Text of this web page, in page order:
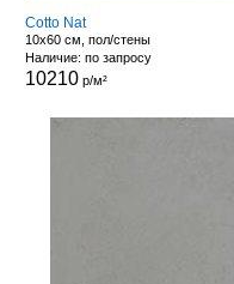
Cotto Nat
10x60 см, пол/стены
Наличие: по запросу
10210р/м²